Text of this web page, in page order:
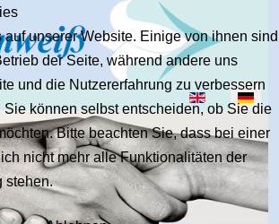
Sprache
unserer Website. Einige von ihnen sind
der Seite, während andere uns
und die Nutzererfahrung zu verbessern
Sie können selbst entscheiden, ob Sie die
Bitte beachten Sie, dass bei einer
nicht mehr alle Funktionalitäten der
stehen.